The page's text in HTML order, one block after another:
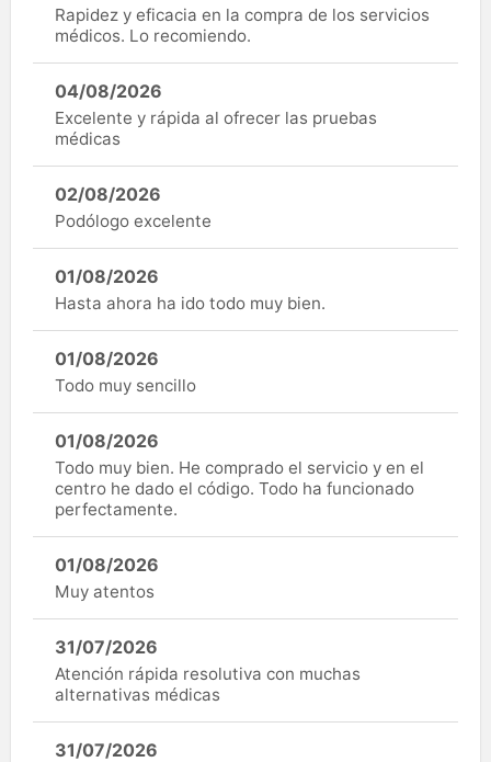
Rapidez y eficacia en la compra de los servicios
médicos. Lo recomiendo.
04/08/2026
Excelente y rápida al ofrecer las pruebas
médicas
02/08/2026
Podólogo excelente
01/08/2026
Hasta ahora ha ido todo muy bien.
01/08/2026
Todo muy sencillo
01/08/2026
Todo muy bien. He comprado el servicio y en el
centro he dado el código. Todo ha funcionado
perfectamente.
01/08/2026
Muy atentos
31/07/2026
Atención rápida resolutiva con muchas
alternativas médicas
31/07/2026